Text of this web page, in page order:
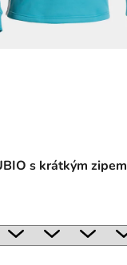
s krátkým zipem